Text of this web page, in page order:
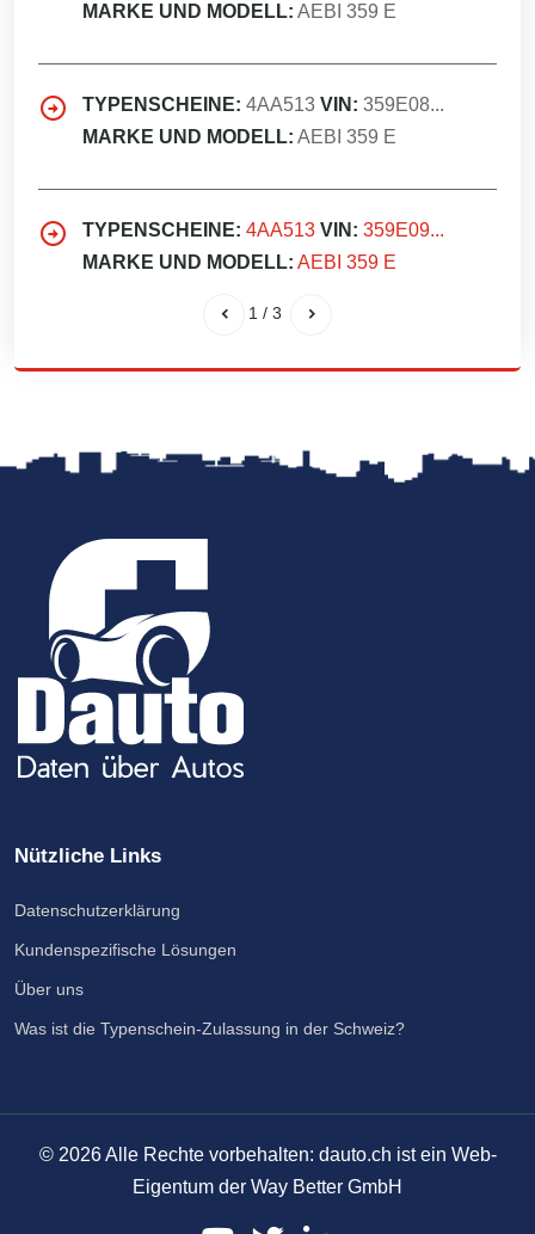
MARKE UND MODELL: AEBI 359 E
TYPENSCHEINE: 4AA513 VIN: 359E08...
MARKE UND MODELL: AEBI 359 E
TYPENSCHEINE: 4AA513 VIN: 359E09...
MARKE UND MODELL: AEBI 359 E
1 / 3
Nützliche Links
Datenschutzerklärung
Kundenspezifische Lösungen
Über uns
Was ist die Typenschein-Zulassung in der Schweiz?
© 2026Alle Rechte vorbehalten: dauto.ch ist ein Web-
Eigentum der Way Better GmbH